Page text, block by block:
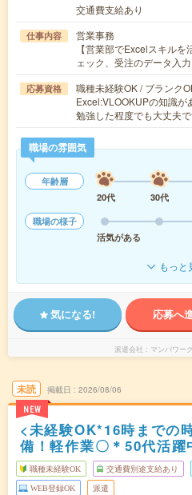
交通費支給あり
仕事内容
営業事務
【営業部でExcelスキル
ェック、受注のデータ入
応募資格
職種未経験OK / ブランク
Excel:VLOOKUPの知識
勉強した程度でも大丈夫
職場の雰囲気
年齢層
20代
30代
職場の様子
活気がある
もっと
気になる! 応募へ
派遣会社 マンパワー
未読
NEW
掲載日 2026/08/06
<未経験OK*16時までの
備！軽作業〇＊50代活躍
職種未経験OK 交通費別途支給あり
WEB登録OK 派遣